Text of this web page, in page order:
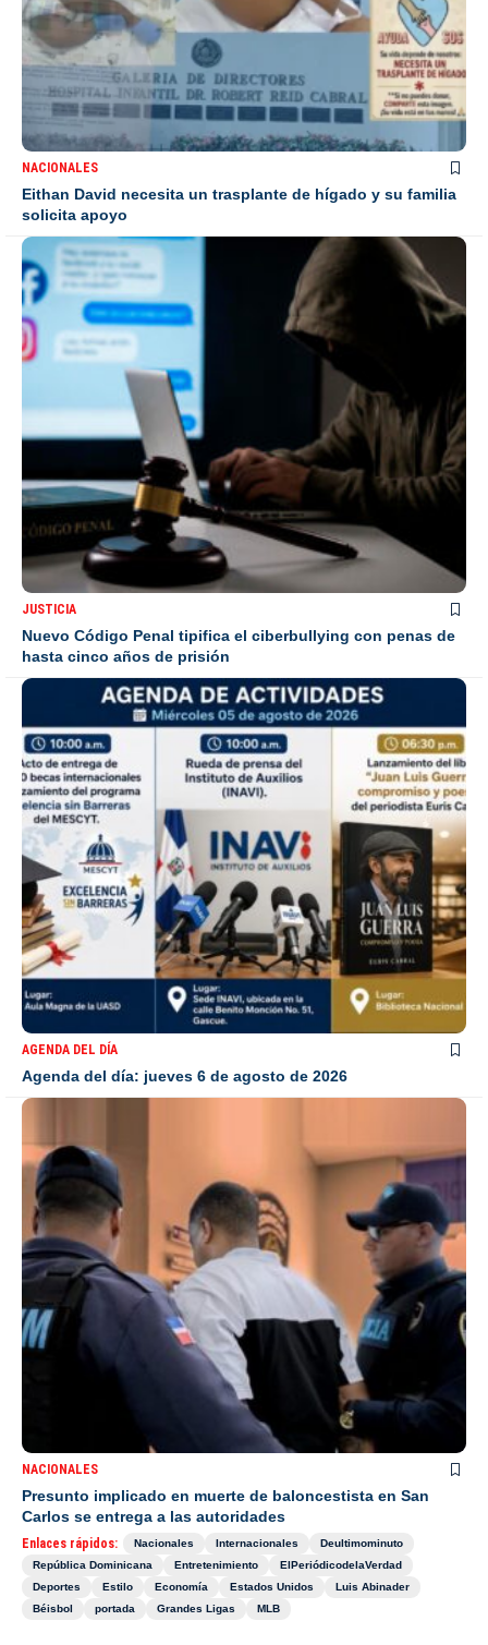
NACIONALES
Eithan David necesita un trasplante de hígado y su familia
solicita apoyo
JUSTICIA
Nuevo Código Penal tipifica el ciberbullying con penas de
hasta cinco años de prisión
AGENDA DEL DÍA
Agenda del día: jueves 6 de agosto de 2026
NACIONALES
Presunto implicado en muerte de baloncestista en San
Carlos se entrega a las autoridades
Enlaces rápidos: Nacionales Internacionales
Deultimominuto
República Dominicana
Entretenimiento
ElPeriódicodelaVerdad
Deportes
Estilo Economía Estados Unidos
Luis Abinader
Béisbol
portada Grandes Ligas MLB